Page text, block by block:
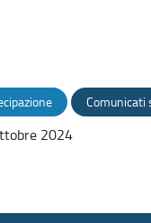
Comunicati
2024